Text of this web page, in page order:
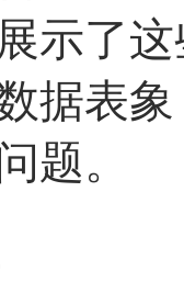
示了
据表
题。